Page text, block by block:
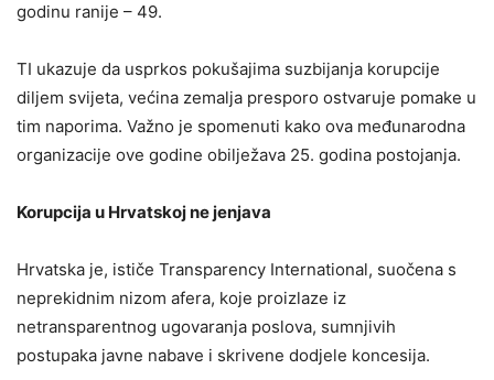
godinu ranije – 49.
TI ukazuje da usprkos pokušajima suzbijanja korupcije
diljem svijeta, većina zemalja presporo ostvaruje pomake u
tim naporima. Važno je spomenuti kako ova međunarodna
organizacije ove godine obilježava 25. godina postojanja.
Korupcija u Hrvatskoj ne jenjava
Hrvatska je, ističe Transparency International, suočena s
neprekidnim nizom afera, koje proizlaze iz
netransparentnog ugovaranja poslova, sumnjivih
postupaka javne nabave i skrivene dodjele koncesija.